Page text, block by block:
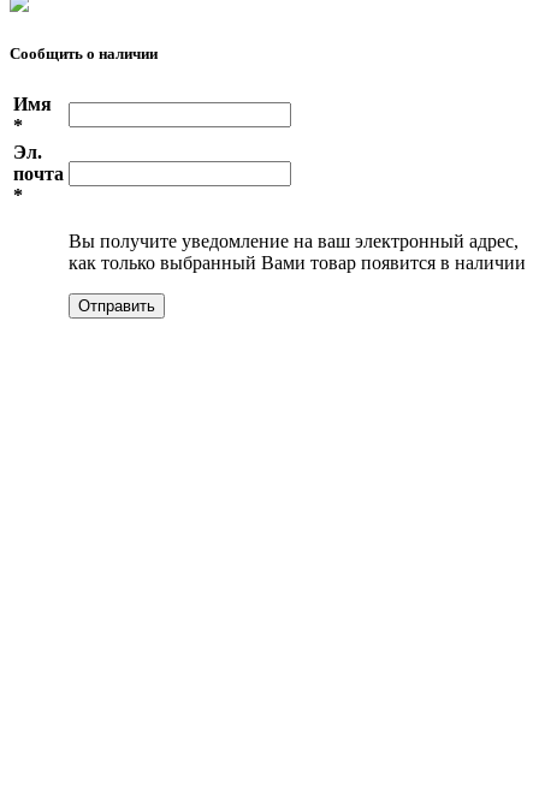
Сообщить о наличии
Имя
*
Эл.
почта
*
Вы получите уведомление на ваш электронный адрес,
как только выбранный Вами товар появится в наличии